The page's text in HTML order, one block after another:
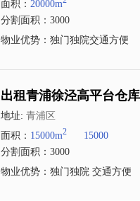
面积： 20000m
分割面积：3000
物业优势：独门独院交通方便
出租青浦徐泾高平台仓
地址: 青浦区
面积： 15000m2 15000
分割面积：3000
物业优势：独门独院 交通方便